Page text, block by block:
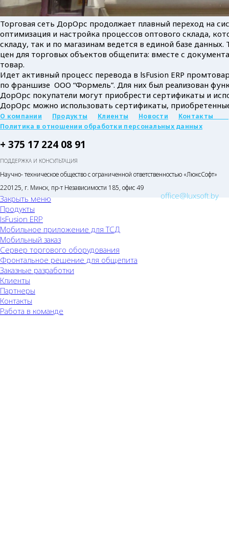
Торговая сеть ДорОрс продолжает плавный переход на
оптимизация и настройка процессов оптового склада,
складу, так и по магазинам ведется в единой базе
цен для торговых объектов общепита: вместе с
товар.
Идет активный процесс перевода в lsFusion ERP
по франшизе ООО “Формель”. Для них был реализован
ДорОрс покупатели могут приобрести сертификаты и
ДорОрс можно использовать сертификаты,
О компании Продукты Клиенты Новости
Контакты
Политика в отношении обработки персональных данных
+ 375 17 224 08 91
ПОДДЕРЖКА И КОНСУЛЬТАЦИЯ
Научно- техническое общество с ограниченной ответственностью «ЛюксСофт»
220125, г. Минск, пр-т Независимости 185, офис 49
office@luxsoft.by
Закрыть меню
Продукты
lsFusion ERP
Мобильное приложение для ТСД
Мобильный заказ
Сервер торгового оборудования
Фронтальное решение для общепита
Заказные разработки
Клиенты
Партнеры
Контакты
Работа в команде